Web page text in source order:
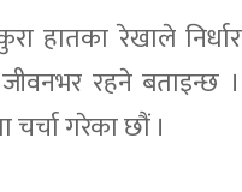
हातका रेखाले
रहने बताइन्छ
गरेका छौं ।